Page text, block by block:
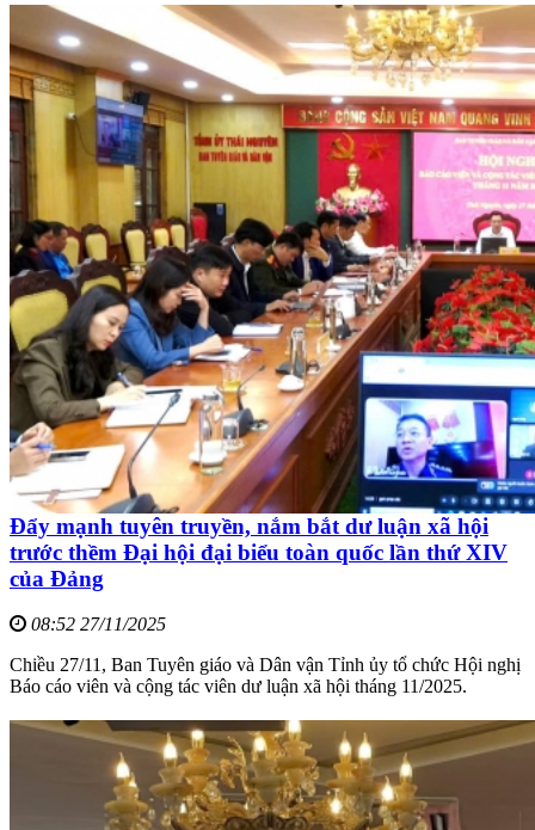
Đẩy mạnh tuyên truyền, nắm bắt dư luận xã hội
trước thềm Đại hội đại biểu toàn quốc lần thứ XIV
của Đảng
08:52 27/11/2025
Chiều 27/11, Ban Tuyên giáo và Dân vận Tỉnh ủy tổ chức Hội nghị
Báo cáo viên và cộng tác viên dư luận xã hội tháng 11/2025.